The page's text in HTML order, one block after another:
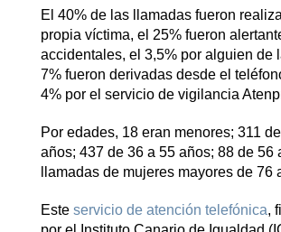
El 40% de las llamadas fueron
propia víctima, el 25% fueron
accidentales, el 3,5% por alguien de
7% fueron derivadas desde el
4% por el servicio de vigilancia
Por edades, 18 eran menores; 311
años; 437 de 36 a 55 años; 88 de 56
llamadas de mujeres mayores de 76
Este servicio de atención telefónica,